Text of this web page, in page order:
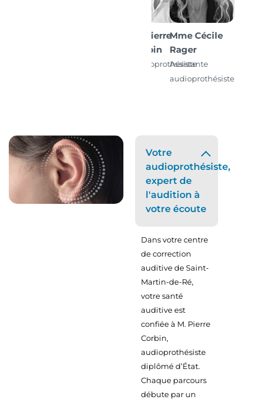
M. Pierre
Corbin
Audioprothésiste
Mme Cécile
Rager
Assistante
audioprothésiste
Votre
audioprothésiste,
expert de
l'audition à
votre écoute
Dans votre centre
de correction
auditive de Saint-
Martin-de-Ré,
votre santé
auditive est
confiée à M. Pierre
Corbin,
audioprothésiste
diplômé d’État.
Chaque parcours
débute par un